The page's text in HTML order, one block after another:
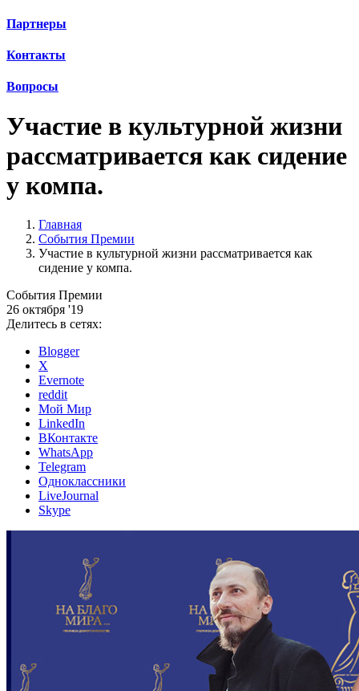
Партнеры
Контакты
Вопросы
Участие в культурной жизни
рассматривается как сидение
у компа.
Главная
События Премии
Участие в культурной жизни рассматривается как
сидение у компа.
События Премии
26 октября '19
Делитесь в сетях:
Blogger
X
Evernote
reddit
Мой Мир
LinkedIn
ВКонтакте
WhatsApp
Telegram
Одноклассники
LiveJournal
Skype